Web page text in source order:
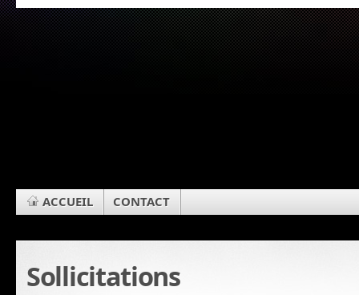
ACCUEIL CONTACT
Sollicitations